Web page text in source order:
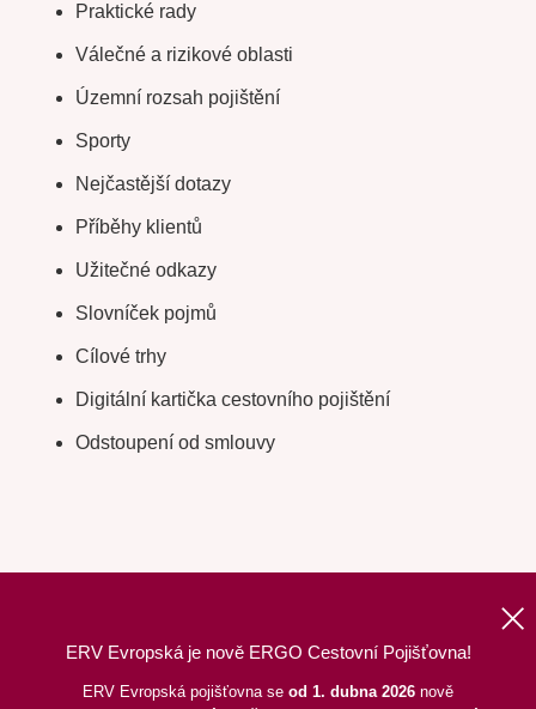
ERV Evropská je nově ERGO Cestovní Pojišťovna!
ERV Evropská pojišťovna se od 1. dubna 2026 nově
Praktické rady
Válečné a rizikové oblasti
Územní rozsah pojištění
Sporty
Nejčastější dotazy
Příběhy klientů
Užitečné odkazy
Slovníček pojmů
Cílové trhy
Digitální kartička cestovního pojištění
Odstoupení od smlouvy